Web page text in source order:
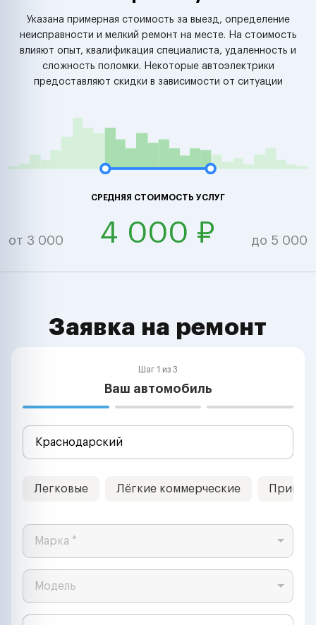
Указана примерная стоимость за выезд, определение
неисправности и мелкий ремонт на месте. На стоимость
влияют опыт, квалификация специалиста, удаленность и
сложность поломки. Некоторые автоэлектрики
предоставляют скидки в зависимости от ситуации
СРЕДНЯЯ СТОИМОСТЬ УСЛУГ
от 3 000 4 000 ₽ до 5 000
Заявка на ремонт
Шаг 1 из 3
Ваш автомобиль
Легковые Лёгкие коммерческие
Марка *
Модель